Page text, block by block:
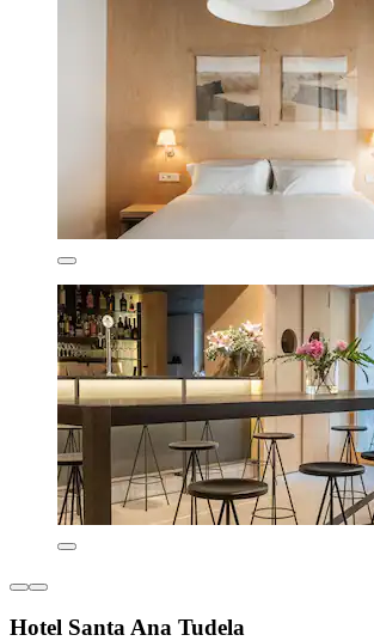
Hotel Santa Ana Tudela